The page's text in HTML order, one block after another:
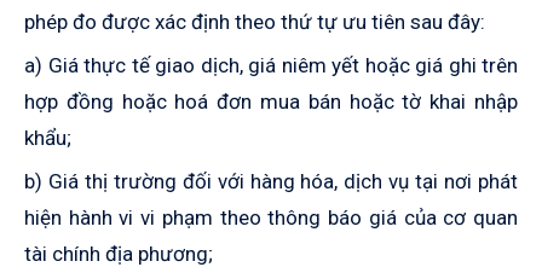
phép đo được xác định theo thứ tự ưu tiên sau đây:
a) Giá thực tế giao dịch, giá niêm yết hoặc giá ghi trên
hợp đồng hoặc hoá đơn mua bán hoặc tờ khai nhập
khẩu;
b) Giá thị trường đối với hàng hóa, dịch vụ tại nơi phát
hiện hành vi vi phạm theo thông báo giá của cơ quan
tài chính địa phương;